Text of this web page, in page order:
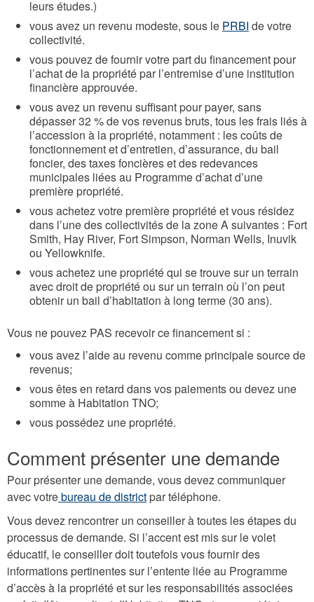
leurs études.)
vous avez un revenu modeste, sous le PRBI de votre
collectivité.
vous pouvez de fournir votre part du financement pour
l’achat de la propriété par l’entremise d’une institution
financière approuvée.
vous avez un revenu suffisant pour payer, sans
dépasser 32 % de vos revenus bruts, tous les frais liés à
l’accession à la propriété, notamment : les coûts de
fonctionnement et d’entretien, d’assurance, du bail
foncier, des taxes foncières et des redevances
municipales liées au Programme d’achat d’une
première propriété.
vous achetez votre première propriété et vous résidez
dans l’une des collectivités de la zone A suivantes : Fort
Smith, Hay River, Fort Simpson, Norman Wells, Inuvik
ou Yellowknife.
vous achetez une propriété qui se trouve sur un terrain
avec droit de propriété ou sur un terrain où l’on peut
obtenir un bail d’habitation à long terme (30 ans).
Vous ne pouvez PAS recevoir ce financement si :
vous avez l’aide au revenu comme principale source de
revenus;
vous êtes en retard dans vos paiements ou devez une
somme à Habitation TNO;
vous possédez une propriété.
Comment présenter une demande
Pour présenter une demande, vous devez communiquer
avec votrebureau de districtpar téléphone.
Vous devez rencontrer un conseiller à toutes les étapes du
processus de demande. Si l’accent est mis sur le volet
éducatif, le conseiller doit toutefois vous fournir des
informations pertinentes sur l’entente liée au Programme
d’accès à la propriété et sur les responsabilités associées